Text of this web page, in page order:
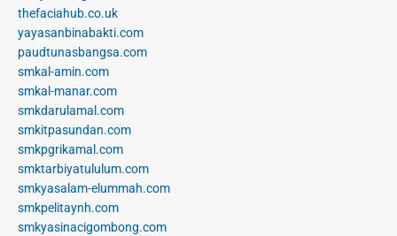
thefaciahub.co.uk
yayasanbinabakti.com
paudtunasbangsa.com
smkal-amin.com
smkal-manar.com
smkdarulamal.com
smkitpasundan.com
smkpgrikamal.com
smktarbiyatululum.com
smkyasalam-elummah.com
smkpelitaynh.com
smkyasinacigombong.com